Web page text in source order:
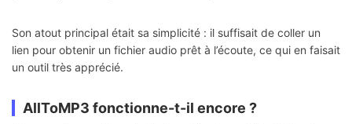
Son atout principal était sa simplicité : il suffisait de coller un
lien pour obtenir un fichier audio prêt à l’écoute, ce qui en faisait
un outil très apprécié.
AllToMP3 fonctionne-t-il encore ?